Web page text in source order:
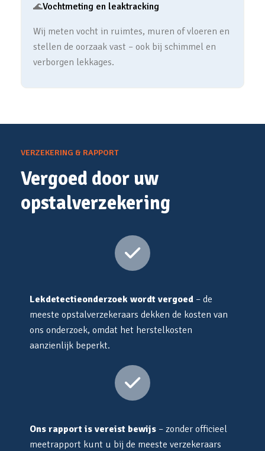
🌊Vochtmeting en leaktracking
Wij meten vocht in ruimtes, muren of vloeren en
stellen de oorzaak vast – ook bij schimmel en
verborgen lekkages.
VERZEKERING & RAPPORT
Vergoed door uw
opstalverzekering
Lekdetectieonderzoek wordt vergoed – de
meeste opstalverzekeraars dekken de kosten van
ons onderzoek, omdat het herstelkosten
aanzienlijk beperkt.
Ons rapport is vereist bewijs – zonder officieel
meetrapport kunt u bij de meeste verzekeraars